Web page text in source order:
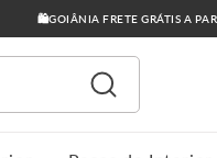
🛍️GOIÂNIA FRETE GRÁTIS A